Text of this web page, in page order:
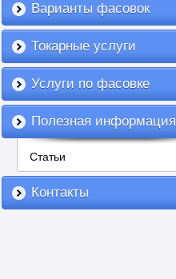
Варианты фасовок
Токарные услуги
Услуги по фасовке
Полезная информация
Статьи
Контакты